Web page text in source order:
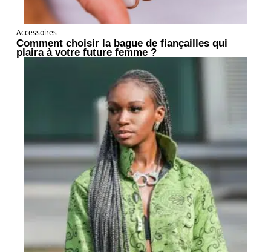
Accessoires
Comment choisir la bague de fiançailles qui
plaira à votre future femme ?